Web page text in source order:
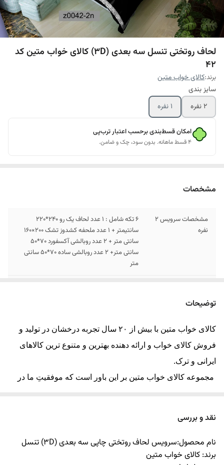
لحاف روتختی تنسل سه بعدی (3D) کالای خواب متین کد
42
برند:کالای خواب متین
سایز بندی
2 نفره
1 نفره
امکان قسط‌بندی برحسب اعتبار ترب‌پی
۴ قسط ماهانه. بدون سود، چک و ضامن.
مشخصات
مشخصات سرویس 2
نفره
6 تکه شامل : 1 عدد لحاف یک رو 240*220
سانتیمتر + 1 عدد ملحفه کشدوز تشک 200×160
سانتی متر + 2 عدد روبالشی آکسفورد 70*50
سانتی متر+ 2 عدد روبالشی ساده 70*50 سانتی
متر
نفره
متر
توضیحات
کالای خواب متین با بیش از ۲۰ سال تجربه درخشان در تولید و
فروش کالای خواب و ارائه دهنده بهترین و متنوع ترین کالاهای
ایرانی و ترک.
مجموعه کالای خواب متین بر این باور است که موفقیتِ ما در
معتقد است با ارائه محصولات کالای خواب خوب و استاندارد، به
همراه جلب رضایت مصرف‌کننده، به سودآوری مورد نظر دست
خواهد یافت.
نقد و بررسی
نام محصول:سرویس لحاف روتختی چاپی سه بعدی(3D) تنسل
برند: کالای خواب متین